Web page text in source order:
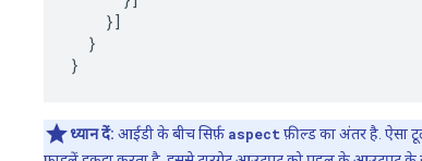
}]
}
}
ध्यान दें: आईडी के बीच सिर्फ़ aspect फ़ील्ड का अंतर है. ऐसा